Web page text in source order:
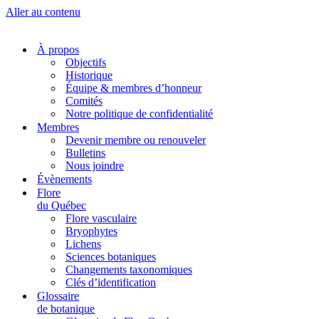
Aller au contenu
À propos
Objectifs
Historique
Équipe & membres d’honneur
Comités
Notre politique de confidentialité
Membres
Devenir membre ou renouveler
Bulletins
Nous joindre
Évènements
Flore
du Québec
Flore vasculaire
Bryophytes
Lichens
Sciences botaniques
Changements taxonomiques
Clés d’identification
Glossaire
de botanique